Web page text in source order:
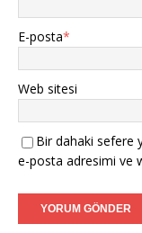
E-posta*
Web sitesi
Bir dahaki sefere
e-posta adresimi ve